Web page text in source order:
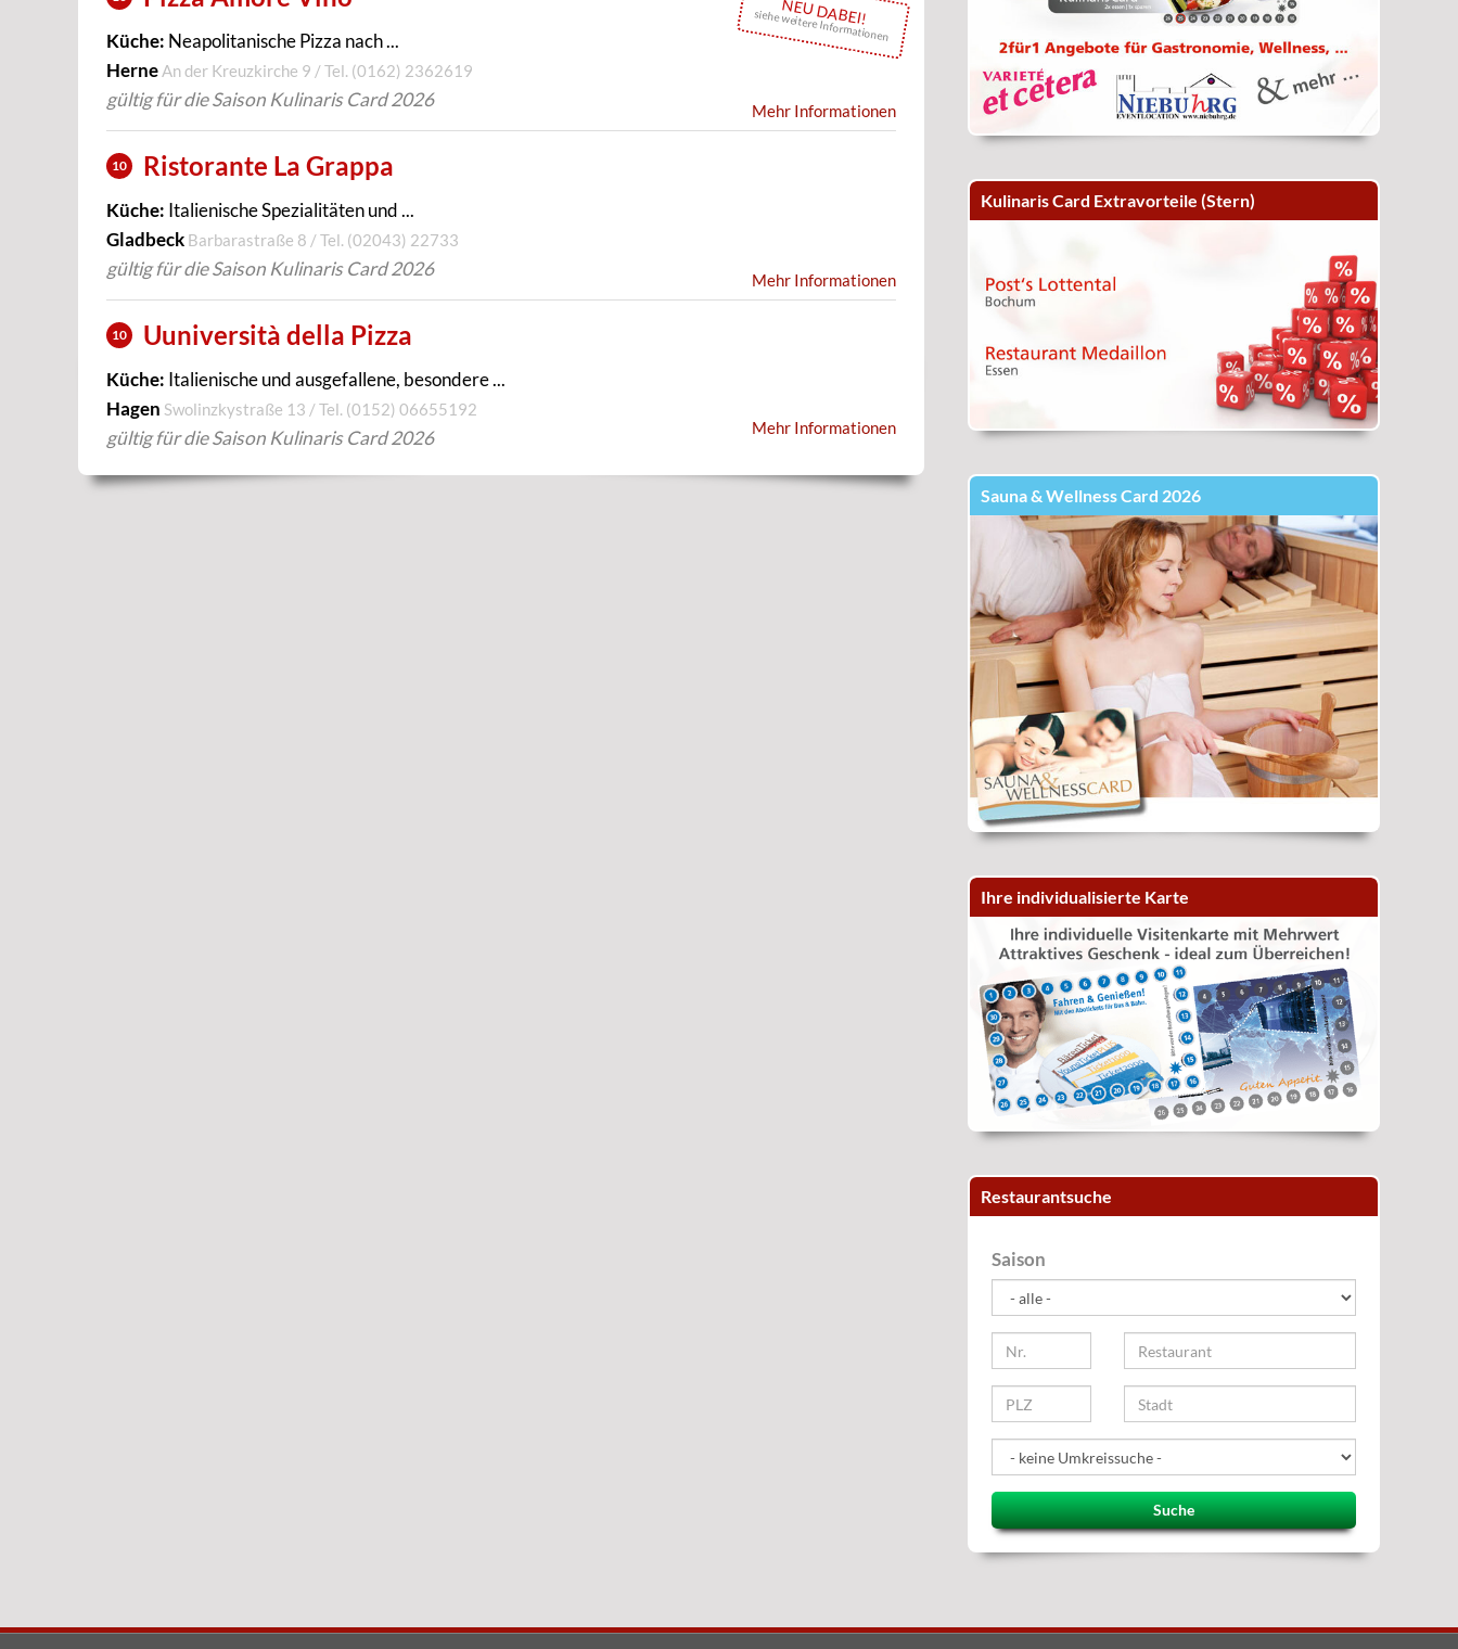
NEU DABEI!
siehe weitere Informationen
Küche: Neapolitanische Pizza nach ...
Herne An der Kreuzkirche 9 / Tel. (0162) 2362619
gültig für die Saison Kulinaris Card 2026
Mehr Informationen
10 Ristorante La Grappa
Küche: Italienische Spezialitäten und ...
Gladbeck Barbarastraße 8 / Tel. (02043) 22733
gültig für die Saison Kulinaris Card 2026
Mehr Informationen
10 Uuniversità della Pizza
Küche: Italienische und ausgefallene, besondere ...
Hagen Swolinzkystraße 13 / Tel. (0152) 06655192
gültig für die Saison Kulinaris Card 2026 Mehr Informationen
Kulinaris Card Extravorteile (Stern)
Sauna & Wellness Card 2026
Ihre individualisierte Karte
Restaurantsuche
Saison
Suche